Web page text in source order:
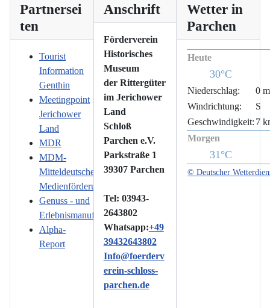
Partnersei
ten
Tourist
Information
Genthin
Meetingpoint
Jerichower
Land
MDR
MDM-
Mitteldeutsche
Medienförderung
Genuss - und
Erlebnismanufaktur
Alpha-
Report
Anschrift
Förderverein
Historisches
Museum
der Rittergüter
im Jerichower
Land
Schloß
Parchen e.V.
Parkstraße 1
39307 Parchen
Tel: 03943-
2643802
Whatsapp:+49
39432643802
Info@foerderv
erein-schloss-
parchen.de
Wetter in
Parchen
Heute
30°C
Niederschlag:
0
Windrichtung:
S
Geschwindigkeit: 7
Morgen
31°C
© Deutscher